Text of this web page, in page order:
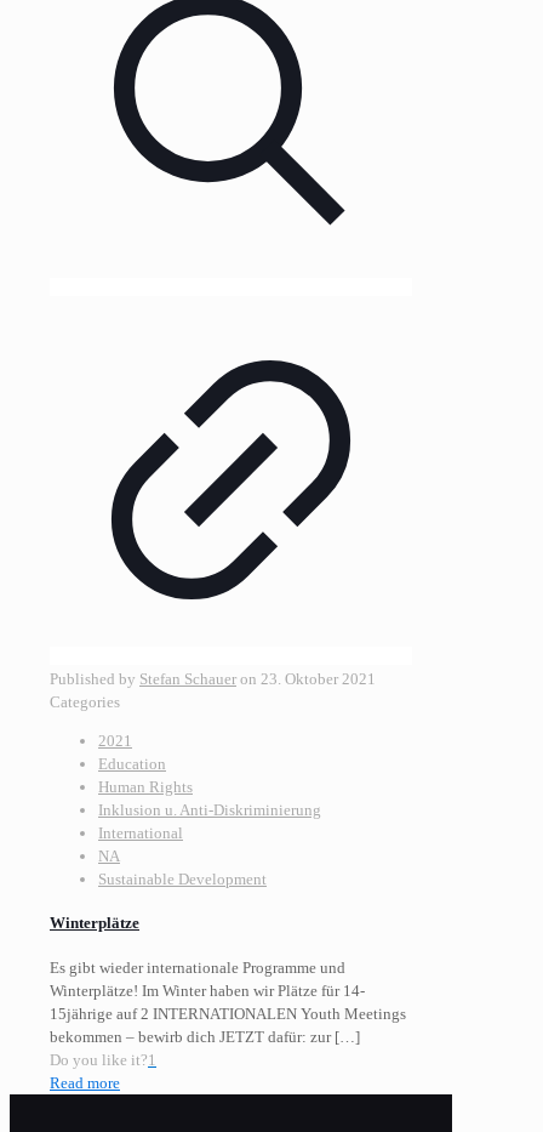
Published by Stefan Schauer on 23. Oktober 2021
Categories
2021
Education
Human Rights
Inklusion u. Anti-Diskriminierung
International
NA
Sustainable Development
Winterplätze
Es gibt wieder internationale Programme und
Winterplätze! Im Winter haben wir Plätze für 14-
15jährige auf 2 INTERNATIONALEN Youth Meetings
bekommen – bewirb dich JETZT dafür: zur[…]
Do you like it?1
Read more